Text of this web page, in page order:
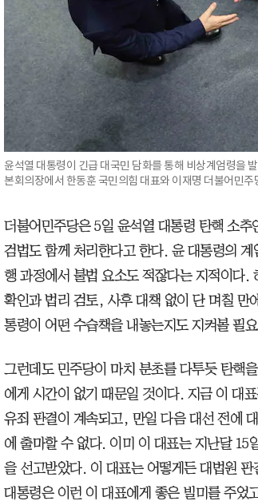
윤석열 대통령이 긴급 대국민 담화를 통해 비상계엄령을
본회의장에서 한동훈 국민의힘 대표와 이재명 더불어민
더불어민주당은 5일 윤석열 대통령 탄핵 소
검법도 함께 처리한다고 한다. 윤 대통령의
행 과정에서 불법 요소도 적잖다는 지적이다.
확인과 법리 검토, 사후 대책 없이 단 며칠 만
통령이 어떤 수습책을 내놓는지도 지켜볼 필
그런데도 민주당이 마치 분초를 다투듯 탄핵
에게 시간이 없기 때문일 것이다. 지금 이 대
유죄 판결이 계속되고, 만일 다음 대선 전에
에 출마할 수 없다. 이미 이 대표는 지난달 15
을 선고받았다. 이 대표는 어떻게든 대법원
대통령은 이런 이 대표에게 좋은 빌미를 주었